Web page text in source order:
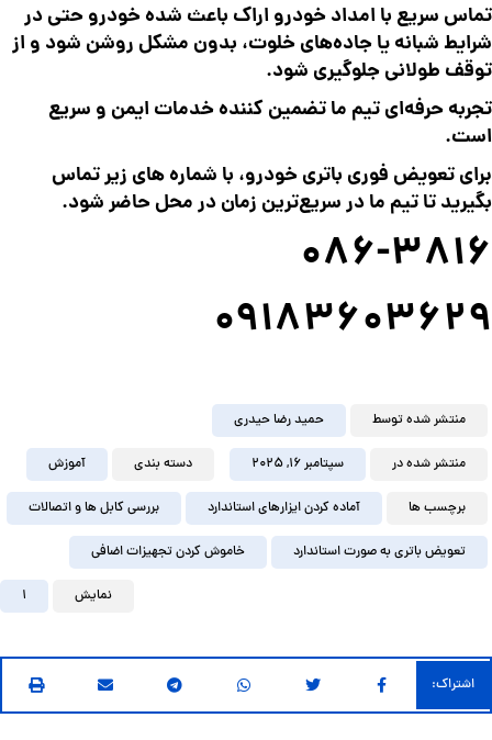
تماس سریع با امداد خودرو اراک باعث شده خودرو حتی در
شرایط شبانه یا جاده‌های خلوت، بدون مشکل روشن شود و از
توقف طولانی جلوگیری شود.
تجربه حرفه‌ای تیم ما تضمین کننده خدمات ایمن و سریع
است.
برای تعویض فوری باتری خودرو، با شماره های زیر تماس
بگیرید تا تیم ما در سریع‌ترین زمان در محل حاضر شود.
086-3816
09183603629
منتشر شده توسط حمید رضا حیدری
منتشر شده در سپتامبر ۱۶, ۲۰۲۵ دسته بندی آموزش
برچسب ها آماده کردن ایزارهای استاندارد بررسی کابل ها و اتصالات
تعویض باتری به صورت استاندارد خاموش کردن تجهیزات اضافی
نمایش 1